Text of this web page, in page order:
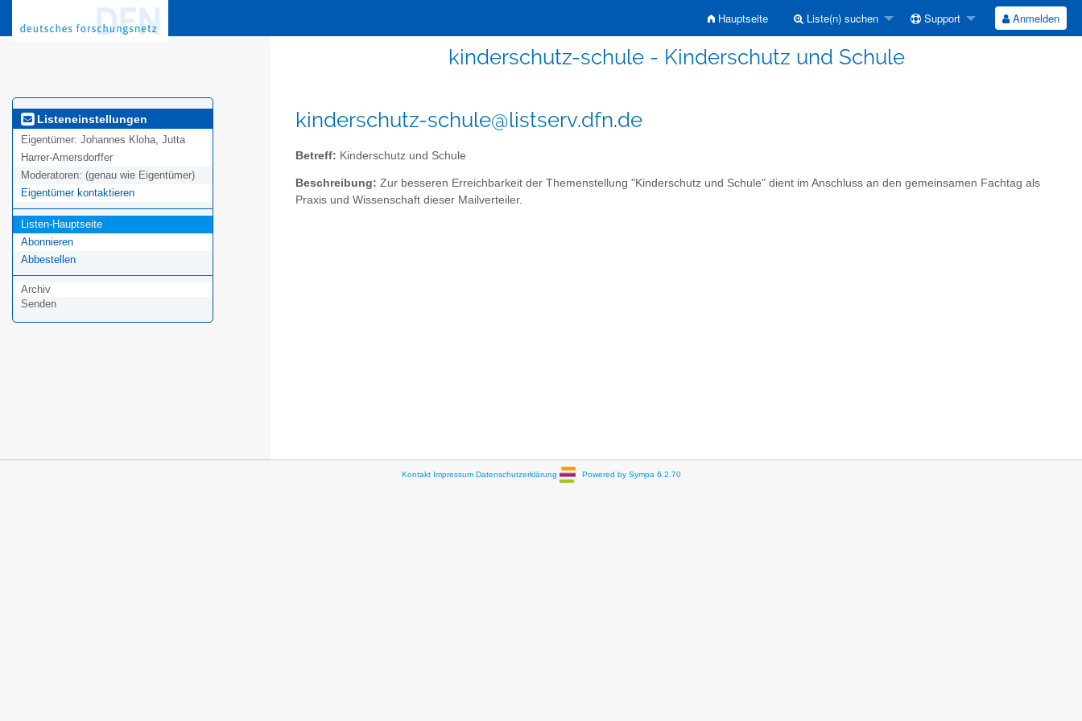
Hauptseite Liste(n) suchen Support Anmelden
kinderschutz-schule - Kinderschutz und Schule
Listeneinstellungen
Eigentümer: Johannes Kloha, Jutta
Harrer-Amersdorffer
Moderatoren: (genau wie Eigentümer)
Eigentümer kontaktieren
Listen-Hauptseite
Abonnieren
Abbestellen
Archiv
Senden
kinderschutz-schule@listserv.dfn.de
Betreff: Kinderschutz und Schule
Beschreibung: Zur besseren Erreichbarkeit der Themenstellung "Kinderschutz und Schule" dient im Anschluss an den gemeinsamen Fachtag als
Praxis und Wissenschaft dieser Mailverteiler.
Kontakt Impressum Datenschutzerklärung Powered by Sympa 6.2.70